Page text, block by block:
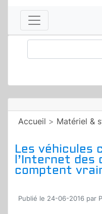
Accueil > Matériel &
Les véhicules
l’Internet des
comptent
Publié le 24-06-2016 par